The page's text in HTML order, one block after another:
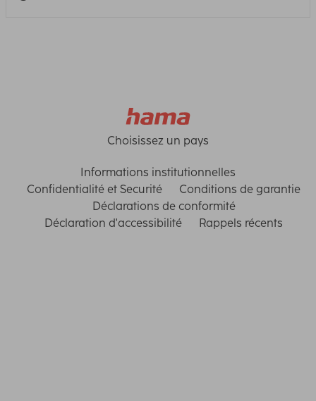
Choisissez un pays
Informations institutionnelles
Confidentialité et Securité
Conditions de garantie
Déclarations de conformité
Déclaration d'accessibilité
Rappels récents